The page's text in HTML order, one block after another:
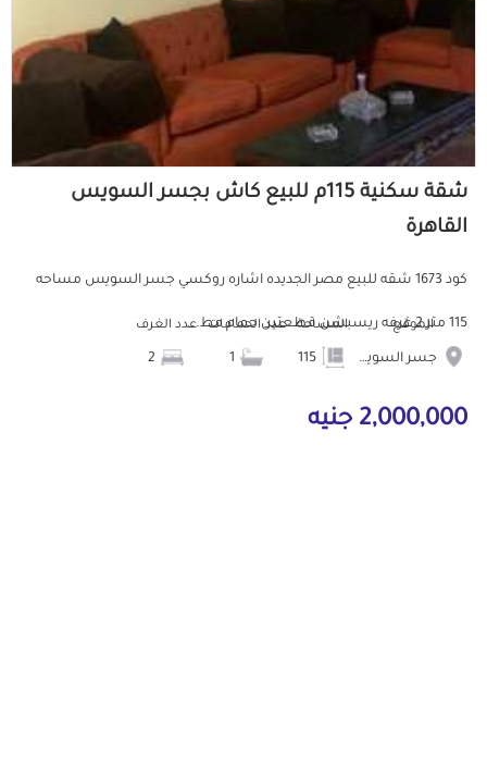
شقة سكنية 115م للبيع كاش بجسر السويس
القاهرة
كود 1673 شقه للبيع مصر الجديده اشاره روكسي جسر السويس مساحه
115 متر 2 غرفه ريسبشن قطعتين حمام مط... الموقع
جسر السويس
المساحة عدد الحمامات عدد الغرف
2,000,000 جنيه